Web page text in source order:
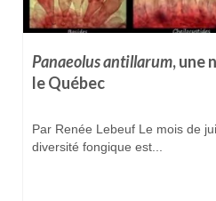
Panaeolus antillarum, une
le Québec
Par Renée Lebeuf Le mois de
diversité fongique est...